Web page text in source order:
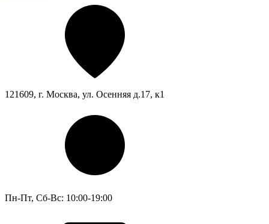
121609, г. Москва, ул. Осенняя д.17, к1
Пн-Пт, Сб-Вс: 10:00-19:00